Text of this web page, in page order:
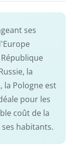
ses
la
la Pologne est
pour les
coût de la
habitants.